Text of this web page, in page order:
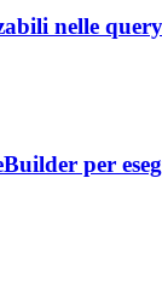
nelle
per